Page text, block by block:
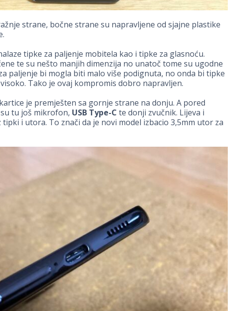
strane, bočne strane su napravljene od sjajne plastike
tipke za paljenje mobitela kao i tipke za glasnoću.
te su nešto manjih dimenzija no unatoč tome su ugodne
paljenje bi mogla biti malo više podignuta, no onda bi tipke
Tako je ovaj kompromis dobro napravljen.
je premješten sa gornje strane na donju. A pored
tu još mikrofon, USB Type-C te donji zvučnik. Lijeva i
i utora. To znači da je novi model izbacio 3,5mm utor za